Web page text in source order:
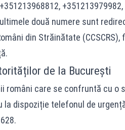
două numere sunt
din Străinătate
de la București
români care se confruntă cu o
la dispoziție telefonul de